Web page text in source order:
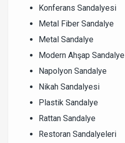
Konferans Sandalyesi
Metal Fiber Sandalye
Metal Sandalye
Modern Ahşap Sandalye
Napolyon Sandalye
Nikah Sandalyesi
Plastik Sandalye
Rattan Sandalye
Restoran Sandalyeleri